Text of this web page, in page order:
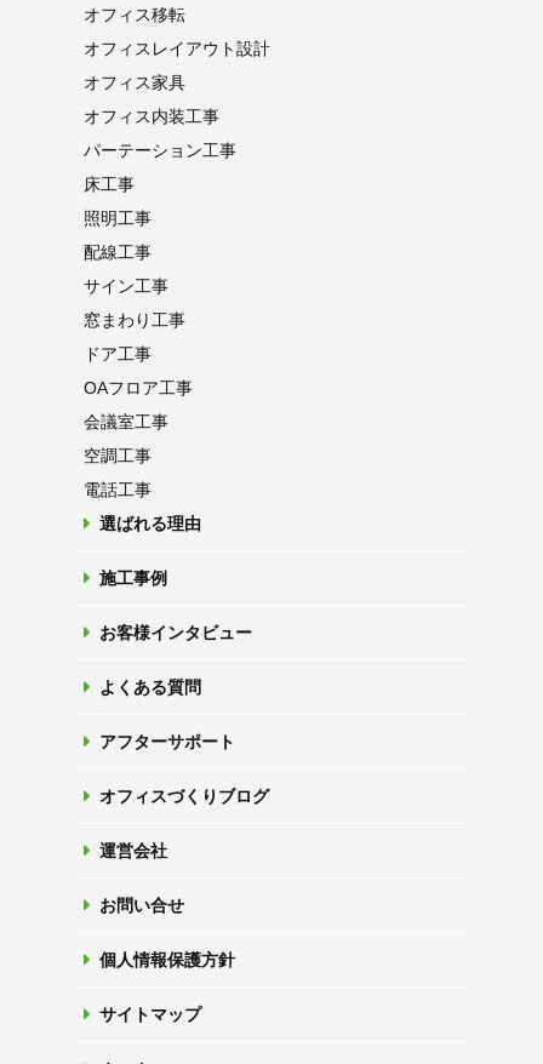
オフィス移転
オフィス レイアウト設計
オフィス家具
オフィス内装工事
パーテーション工事
床工事
照明工事
配線工事
サイン工事
窓まわり工事
ドア工事
OAフロア工事
会議室工事
空調工事
電話工事
選ばれる理由
施工事例
お客様インタビュー
よくある質問
アフターサポート
オフィスづくりブログ
運営会社
お問い合せ
個人情報保護方針
サイトマップ